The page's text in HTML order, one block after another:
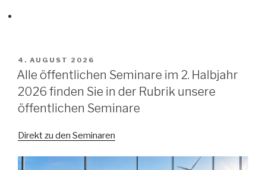
VERÖFFENTLICHT
AM
4. AUGUST 2026
Alle öffentlichen Seminare im 2. Halbjahr
2026 finden Sie in der Rubrik unsere
öffentlichen Seminare
Direkt zu den Seminaren